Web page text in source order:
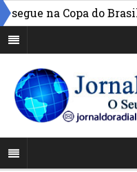
na Copa do Brasil »